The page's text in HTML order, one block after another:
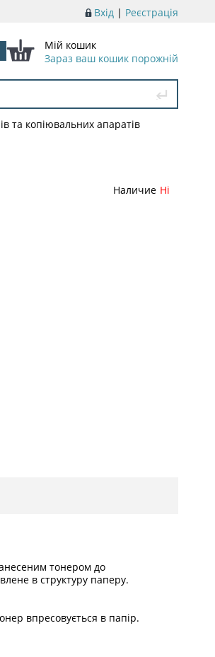
Вхід | Реєстрація
Мій кошик
Зараз ваш кошик порожній
та копіювальних апаратів
Наличие Ні
тонером до
в структуру паперу.
впресовується в папір.